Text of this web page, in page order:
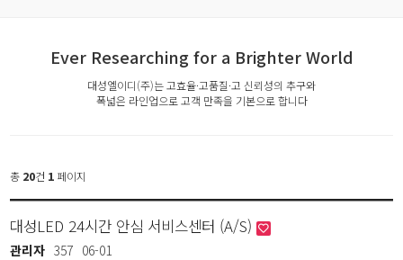
Ever Researching for a Brighter World
대성엘이디(주)는 고효율·고품질·고 신뢰성의 추구와
폭넓은 라인업으로 고객 만족을 기본으로 합니다
총 20건 1 페이지
대성LED 24시간 안심 서비스센터 (A/S)
관리자 357 06-01